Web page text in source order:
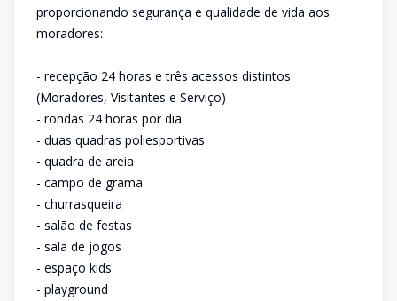
proporcionando segurança e qualidade de vida aos
moradores:
- recepção 24 horas e três acessos distintos
(Moradores, Visitantes e Serviço)
- rondas 24 horas por dia
- duas quadras poliesportivas
- quadra de areia
- campo de grama
- churrasqueira
- salão de festas
- sala de jogos
- espaço kids
- playground